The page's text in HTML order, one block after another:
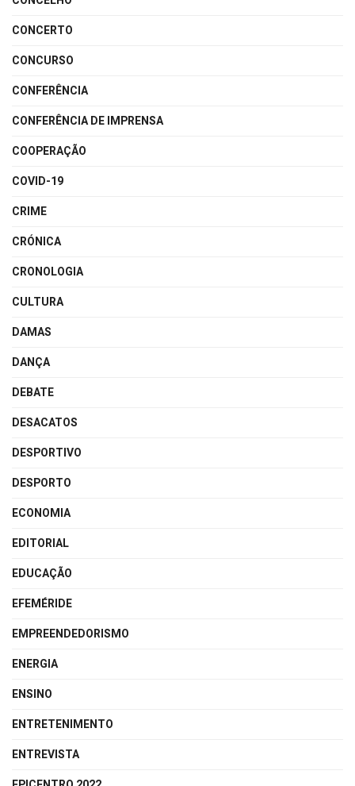
CONCERTO
CONCURSO
CONFERÊNCIA
CONFERÊNCIA DE IMPRENSA
COOPERAÇÃO
COVID-19
CRIME
CRÓNICA
CRONOLOGIA
CULTURA
DAMAS
DANÇA
DEBATE
DESACATOS
DESPORTIVO
DESPORTO
ECONOMIA
EDITORIAL
EDUCAÇÃO
EFEMÉRIDE
EMPREENDEDORISMO
ENERGIA
ENSINO
ENTRETENIMENTO
ENTREVISTA